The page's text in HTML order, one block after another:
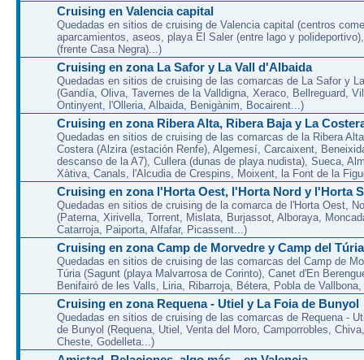
Cruising en Valencia capital
Quedadas en sitios de cruising de Valencia capital (centros
aparcamientos, aseos, playa El Saler (entre lago y
(frente Casa Negra)...)
Cruising en zona La Safor y La Vall d'Albaida
Quedadas en sitios de cruising de las comarcas de La Safor y
(Gandía, Oliva, Tavernes de la Valldigna, Xeraco, Bellreguard,
Ontinyent, l'Olleria, Albaida, Benigànim, Bocairent...)
Cruising en zona Ribera Alta, Ribera Baja y La
Quedadas en sitios de cruising de las comarcas de la Ribera
Costera (Alzira (estación Renfe), Algemesí, Carcaixent,
descanso de la A7), Cullera (dunas de playa nudista), Sueca,
Xàtiva, Canals, l'Alcudia de Crespins, Moixent, la Font de la
Cruising en zona l'Horta Oest, l'Horta Nord y l'Horta
Quedadas en sitios de cruising de la comarca de l'Horta Oest,
(Paterna, Xirivella, Torrent, Mislata, Burjassot, Alboraya,
Catarroja, Paiporta, Alfafar, Picassent...)
Cruising en zona Camp de Morvedre y Camp del Túria
Quedadas en sitios de cruising de las comarcas del Camp de
Túria (Sagunt (playa Malvarrosa de Corinto), Canet d'En
Benifairó de les Valls, Liria, Ribarroja, Bétera, Pobla de
Cruising en zona Requena - Utiel y La Foia de Bunyol
Quedadas en sitios de cruising de las comarcas de Requena -
de Bunyol (Requena, Utiel, Venta del Moro, Camporrobles,
Cheste, Godelleta...)